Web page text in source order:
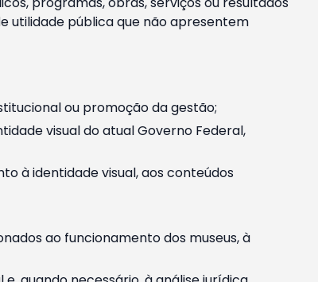
utilidade pública que não apresentem
ou promoção da gestão;
visual do atual Governo Federal,
à identidade visual, aos conteúdos
ao funcionamento dos museus, à